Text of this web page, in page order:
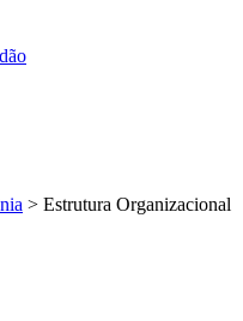
> Estrutura Organizacional